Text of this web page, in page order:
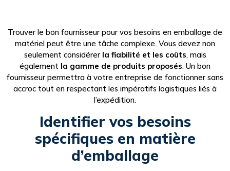
Trouver le bon fournisseur pour vos besoins en emballage de
matériel peut être une tâche complexe. Vous devez non
seulement considérer la fiabilité et les coûts, mais
également la gamme de produits proposés. Un bon
fournisseur permettra à votre entreprise de fonctionner sans
accroc tout en respectant les impératifs logistiques liés à
l’expédition.
Identifier vos besoins
spécifiques en matière
d’emballage